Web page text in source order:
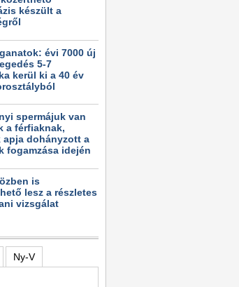
készült a
évi 7000 új
5-7
kerül ki a 40 év
spermájuk van
a férfiaknak,
apja dohányzott a
fogamzása idején
is
lesz a részletes
vizsgálat
Ny-V